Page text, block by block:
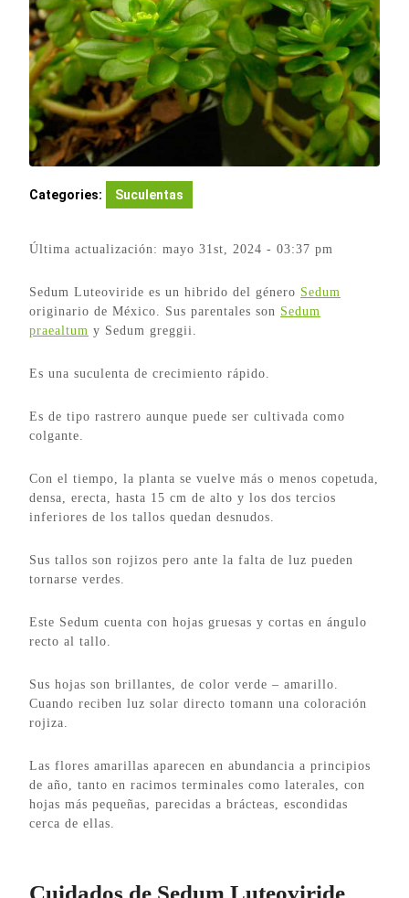
Categories: Suculentas
Última actualización: mayo 31st, 2024 - 03:37 pm
Sedum Luteoviride es un hibrido del género Sedum
originario de México. Sus parentales son Sedum
praealtum y Sedum greggii.
Es una suculenta de crecimiento rápido.
Es de tipo rastrero aunque puede ser cultivada como
colgante.
Con el tiempo, la planta se vuelve más o menos copetuda,
densa, erecta, hasta 15 cm de alto y los dos tercios
inferiores de los tallos quedan desnudos.
Sus tallos son rojizos pero ante la falta de luz pueden
tornarse verdes.
Este Sedum cuenta con hojas gruesas y cortas en ángulo
recto al tallo.
Sus hojas son brillantes, de color verde – amarillo.
Cuando reciben luz solar directo tomann una coloración
rojiza.
Las flores amarillas aparecen en abundancia a principios
de año, tanto en racimos terminales como laterales, con
hojas más pequeñas, parecidas a brácteas, escondidas
cerca de ellas.
Cuidados de Sedum Luteoviride